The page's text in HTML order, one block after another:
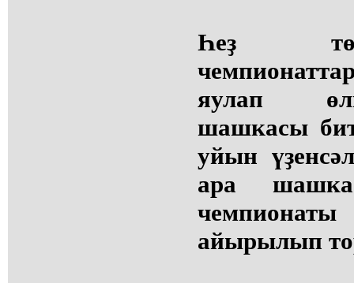
Һеҙ
яулап
шашкасы
уйын
ара
айырылып